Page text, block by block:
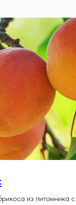
из питомника